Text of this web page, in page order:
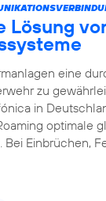
Lösung
eine
zu
in
optimale
Einbrüchen,